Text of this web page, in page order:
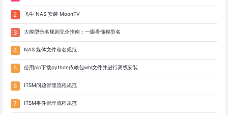
飞牛 NAS 安装 MoonTV
大模型命名规则完全指南：一眼看懂模型名
NAS 媒体文件命名规范
使用pip下载python依赖包whl文件并进行离线安装
ITSM问题管理流程规范
ITSM事件管理流程规范